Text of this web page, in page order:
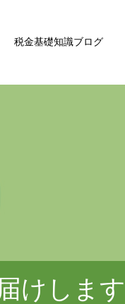
税金基礎知識ブログ
けします